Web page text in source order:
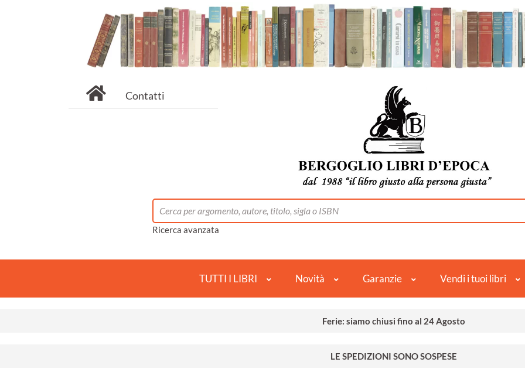
Contatti
Ricerca avanzata
TUTTI I LIBRI Novità Garanzie Vendi i tuoi libri
Ferie: siamo chiusi fino al 24 Agosto
LE SPEDIZIONI SONO SOSPESE